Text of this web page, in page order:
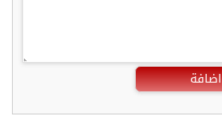
اضافة